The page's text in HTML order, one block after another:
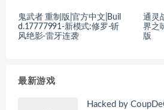
鬼武者 重制版|官方中文|Buil
d.17777991-新模式:修罗-斩
风绝影-雷牙连袭
通灵
界之
版
最新游戏
Hacked by